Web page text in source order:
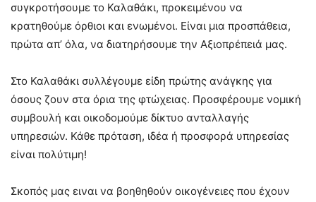
συγκροτήσουμε το Καλαθάκι, προκειμένου να
κρατηθούμε όρθιοι και ενωμένοι. Είναι μια προσπάθεια,
πρώτα απ’ όλα, να διατηρήσουμε την Αξιοπρέπειά μας.
Στο Καλαθάκι συλλέγουμε είδη πρώτης ανάγκης για
όσους ζουν στα όρια της φτώχειας. Προσφέρουμε νομική
συμβουλή και οικοδομούμε δίκτυο ανταλλαγής
υπηρεσιών. Κάθε πρόταση, ιδέα ή προσφορά υπηρεσίας
είναι πολύτιμη!
Σκοπός μας ειναι να βοηθηθούν οικογένειες που έχουν